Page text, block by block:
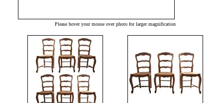
Please hover your mouse over photo for larger magnification